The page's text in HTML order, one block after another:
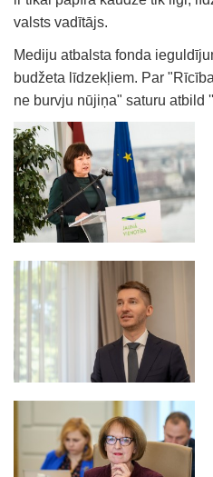
valsts vadītājs.
Mediju atbalsta fonda
budžeta līdzekļiem. Par
ne burvju nūjiņa" saturu atbild